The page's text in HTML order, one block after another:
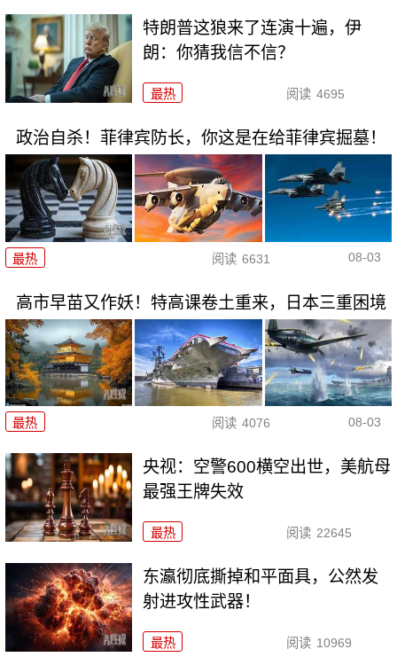
特朗普这狼来了连演十遍，伊
朗：你猜我信不信？
最热 阅读 4695
政治自杀！菲律宾防长，你这是在给菲律宾掘墓！
最热 阅读 6631 08-03
高市早苗又作妖！特高课卷土重来，日本三重困境
最热 阅读 4076 08-03
央视：空警600横空出世，美航母
最强王牌失效
最热 阅读 22645
东瀛彻底撕掉和平面具，公然发
射进攻性武器！
最热 阅读 10969